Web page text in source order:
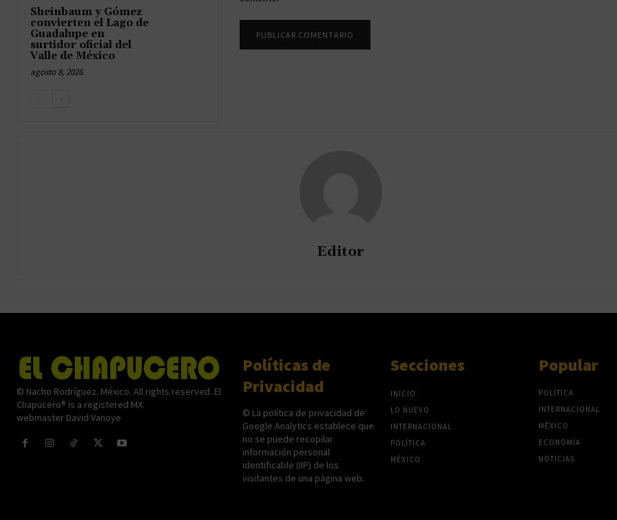
Sheinbaum y Gómez
convierten el Lago de
Guadalupe en
surtidor oficial del
Valle de México
agosto 8, 2026
Editor
© Nacho Rodríguez. México. All rights reserved. El
Chapucero® is a registered MX.
webmaster David Vanoye
Políticas de
Privacidad
© La política de privacidad de
Google Analytics establece que
no se puede recopilar
información personal
identificable (IIP) de los
visitantes de una página web.
Secciones
INICIO
LO NUEVO
INTERNACIONAL
POLÍTICA
MÉXICO
Popular
POLÍTICA
INTERNACIONAL
MÉXICO
ECONOMÍA
NOTICIAS